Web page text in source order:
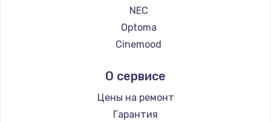
NEC
Optoma
Cinemood
Barco
Xgimi
Canon
О сервисе
Цены на ремонт
Гарантия